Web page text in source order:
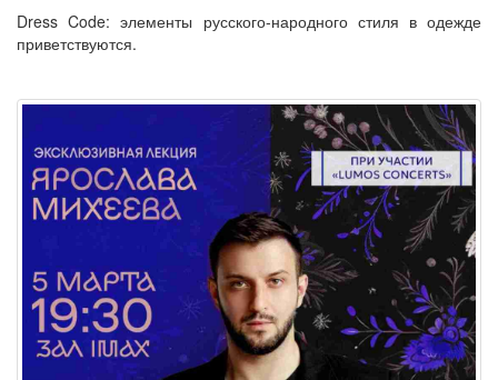
Dress Code: элементы русского-народного стиля в одежде
приветствуются.